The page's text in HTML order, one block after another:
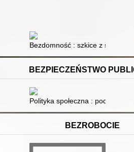
województwa pomorskiego
osób bezdomnych
Bezdomność : szkice z
BEZPIECZEŃSTWO
pamiątkowa na 10-lecie Centrum
Polityka społeczna : podręcznik
BEZROBOCIE